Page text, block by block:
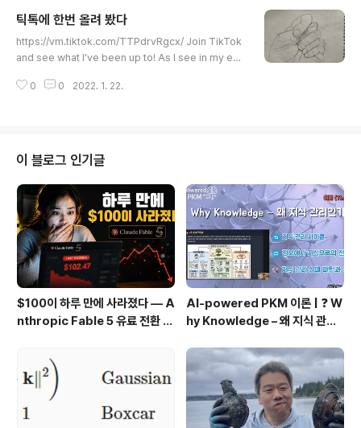
고 본다. https://youtu.be/JVj9zZOQwNA 청와대 갔
을 때 사진 보니까. 참한 표정과 다소곳한 태도의 윤석열과
대차고 야망있고 당당해 보이는 김건희가 있구만. 윤석열
실에 이어서 김건희….. 양심 있으면 국민의 힘은 여기서 미
틱톡에 한번 올려 봤다
https://vm.tiktok.com/TTPdrvRgcx/ Join TikTok
and see what I've been up to! As I see in my eye
0 0 2022. 1. 22.
이 블로그 인기글
$100이 하루 만에 사라졌다 — A
nthropic Fable 5 유료 전환 사
AI-powered PKM 이론 | ❓ W
hy Knowledge – 왜 지식 관리
보에서 지식으로의 전환, 🛠️ 지식
관리 실패 패턴과 극복